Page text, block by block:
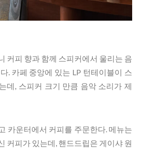
커피 향과 함께 스피커에서 울리는 음
. 카페 중앙에 있는 LP 턴테이블이 스
데, 스피커 크기 만큼 음악 소리가 제
카운터에서 커피를 주문한다. 메뉴는
커피가 있는데, 핸드드립은 게이샤 원